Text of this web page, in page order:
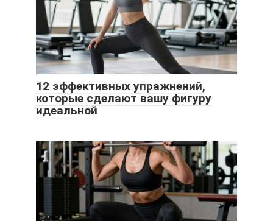
12 эффективных упражнений,
которые сделают вашу фигуру
идеальной